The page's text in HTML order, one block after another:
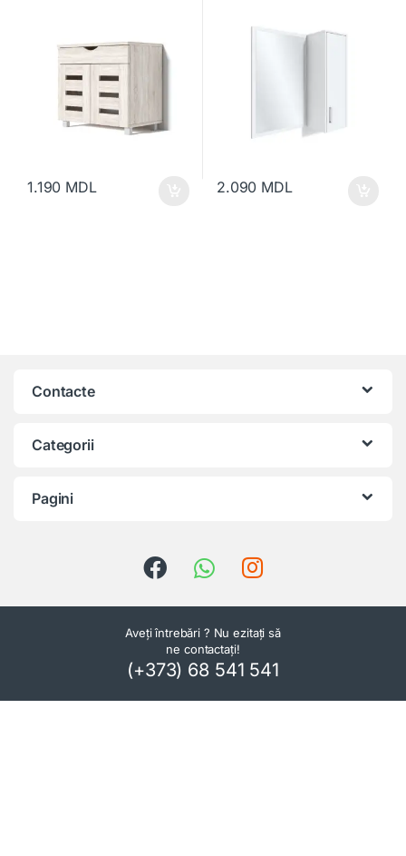
1.190 MDL 2.090 MDL
Contacte
Categorii
Pagini
Aveți întrebări ? Nu ezitați să
ne contactați!
(+373) 68 541 541